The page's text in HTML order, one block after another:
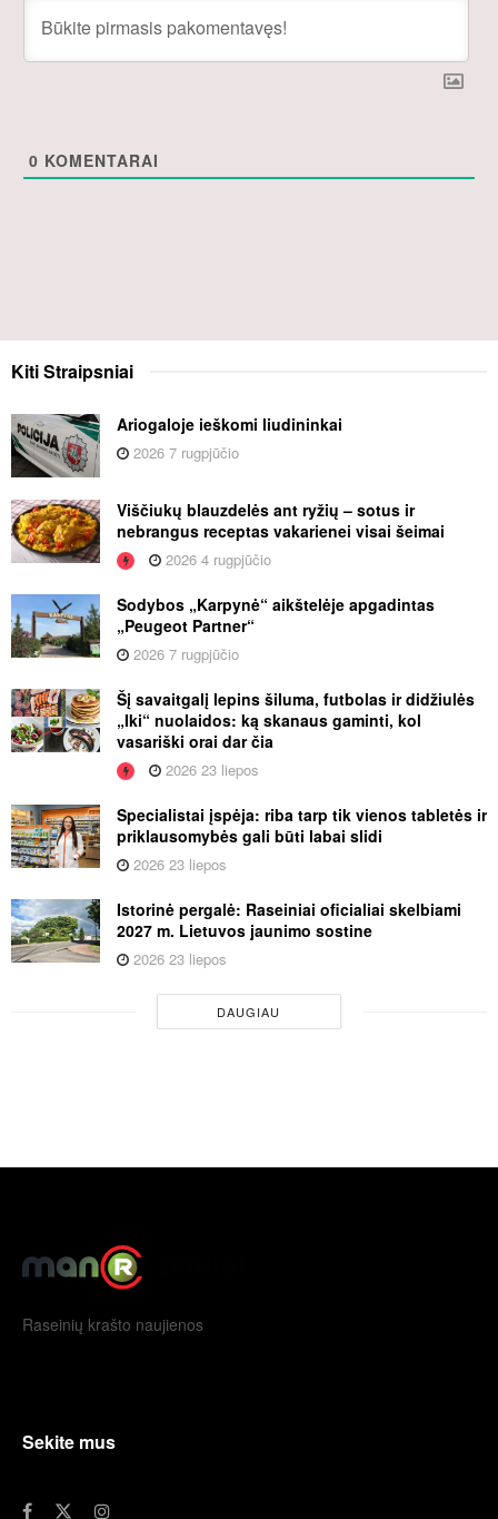
0 KOMENTARAI
KitiStraipsniai
Ariogaloje ieškomi liudininkai
2026 7 rugpjūčio
Viščiukų blauzdelės ant ryžių – sotus ir
nebrangus receptas vakarienei visai šeimai
2026 4 rugpjūčio
Sodybos „Karpynė“ aikštelėje apgadintas
„Peugeot Partner“
2026 7 rugpjūčio
Šį savaitgalį lepins šiluma, futbolas ir didžiulės
„Iki“ nuolaidos: ką skanaus gaminti, kol
vasariški orai dar čia
2026 23 liepos
Specialistai įspėja: riba tarp tik vienos tabletės ir
priklausomybės gali būti labai slidi
2026 23 liepos
Istorinė pergalė: Raseiniai oficialiai skelbiami
2027 m. Lietuvos jaunimo sostine
2026 23 liepos
DAUGIAU
Raseinių krašto naujienos
Sekite mus